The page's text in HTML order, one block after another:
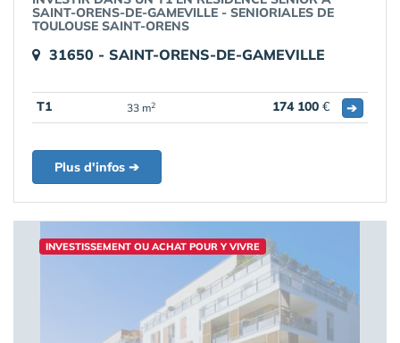
SAINT-ORENS-DE-GAMEVILLE - SENIORIALES DE
TOULOUSE SAINT-ORENS
31650 - SAINT-ORENS-DE-GAMEVILLE
T1 33 m2 174 100 € ➔
Plus d'infos ➔
INVESTISSEMENT OU ACHAT POUR Y VIVRE